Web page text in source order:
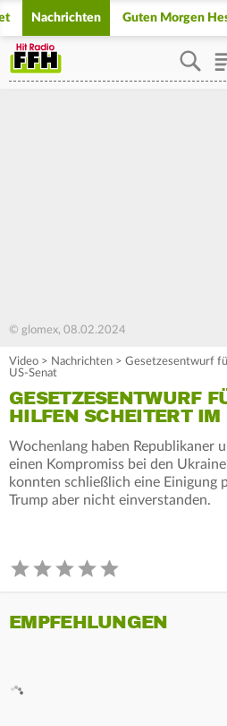
Nachrichten Guten Morgen
© glomex, 08.02.2024
Video > Nachrichten > Gesetzesentwurf
US-Senat
GESETZESENTWURF
HILFEN SCHEITERT IM
Wochenlang haben Republikaner
einen Kompromiss bei den
konnten schließlich eine Einigung
Trump aber nicht einverstanden.
EMPFEHLUNGEN